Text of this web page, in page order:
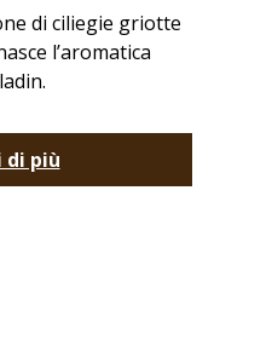
di ciliegie griotte
l’aromatica
di più